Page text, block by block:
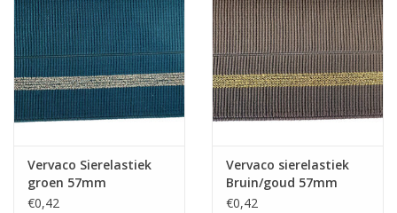
Breien en haken
Handwerk
Sale / Coupons
Vervaco Sierelastiek
groen 57mm
€0,42
Vervaco sierelastiek
Bruin/goud 57mm
€0,42